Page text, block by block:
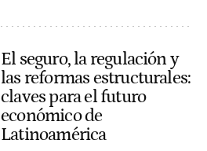
El seguro, la regulación y
las reformas estructurales:
claves para el futuro
económico de
Latinoamérica